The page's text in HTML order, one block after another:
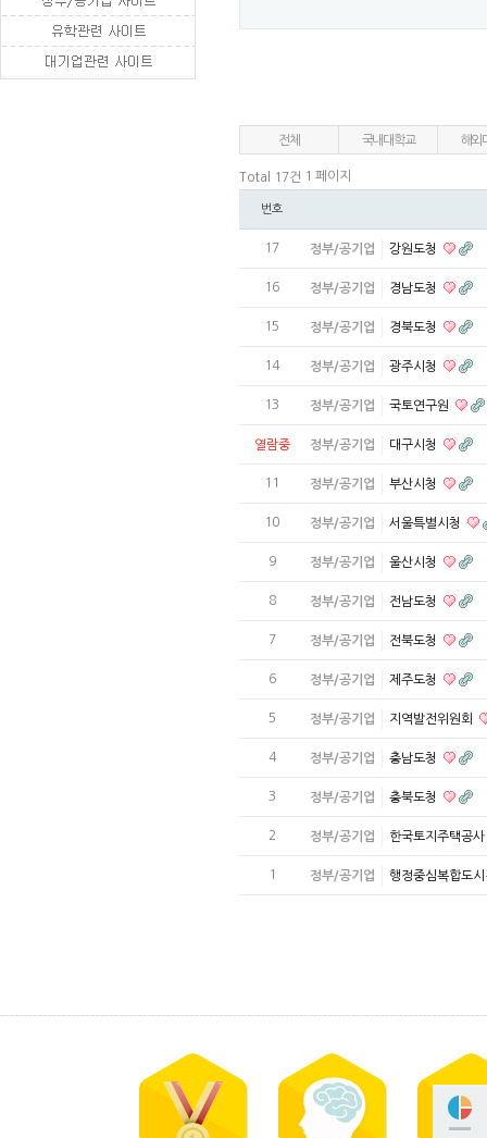
전체 국내대학교 해외
Total 17건 1 페이지
번호
17 정부/공기업 강원도청
16 정부/공기업 경남도청
15 정부/공기업 경북도청
14 정부/공기업 광주시청
13 정부/공기업 국토연구원
열람중 정부/공기업 대구시청
11 정부/공기업 부산시청
10 정부/공기업 서울특별시청
9 정부/공기업 울산시청
8 정부/공기업 전남도청
7 정부/공기업 전북도청
6 정부/공기업 제주도청
5 정부/공기업 지역발전위원회
4 정부/공기업 충남도청
3 정부/공기업 충북도청
2 정부/공기업 한국토지주택공사
1 정부/공기업 행정중심복합도